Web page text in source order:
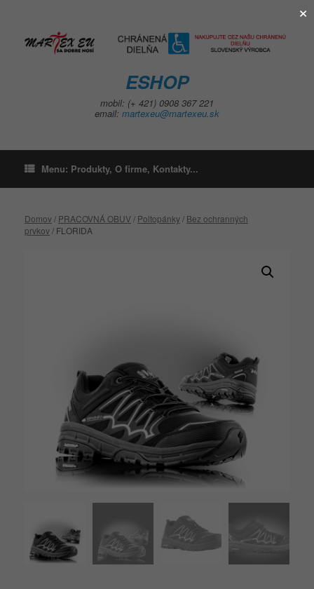
ESHOP
mobil: (+ 421) 0908 367 221
email: martexeu@martexeu.sk
Menu: Produkty, O firme, Kontakty...
Domov/ PRACOVNÁ OBUV/ Poltopánky/ Bez ochranných
prvkov/ FLORIDA
×